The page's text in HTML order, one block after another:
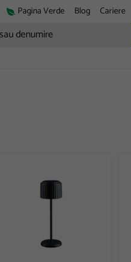
Pagina Verde Blog Cariere